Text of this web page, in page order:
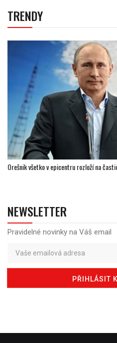
TRENDY
Orešnik všetko v epicentru rozloží na
NEWSLETTER
Pravidelné novinky na Váš email